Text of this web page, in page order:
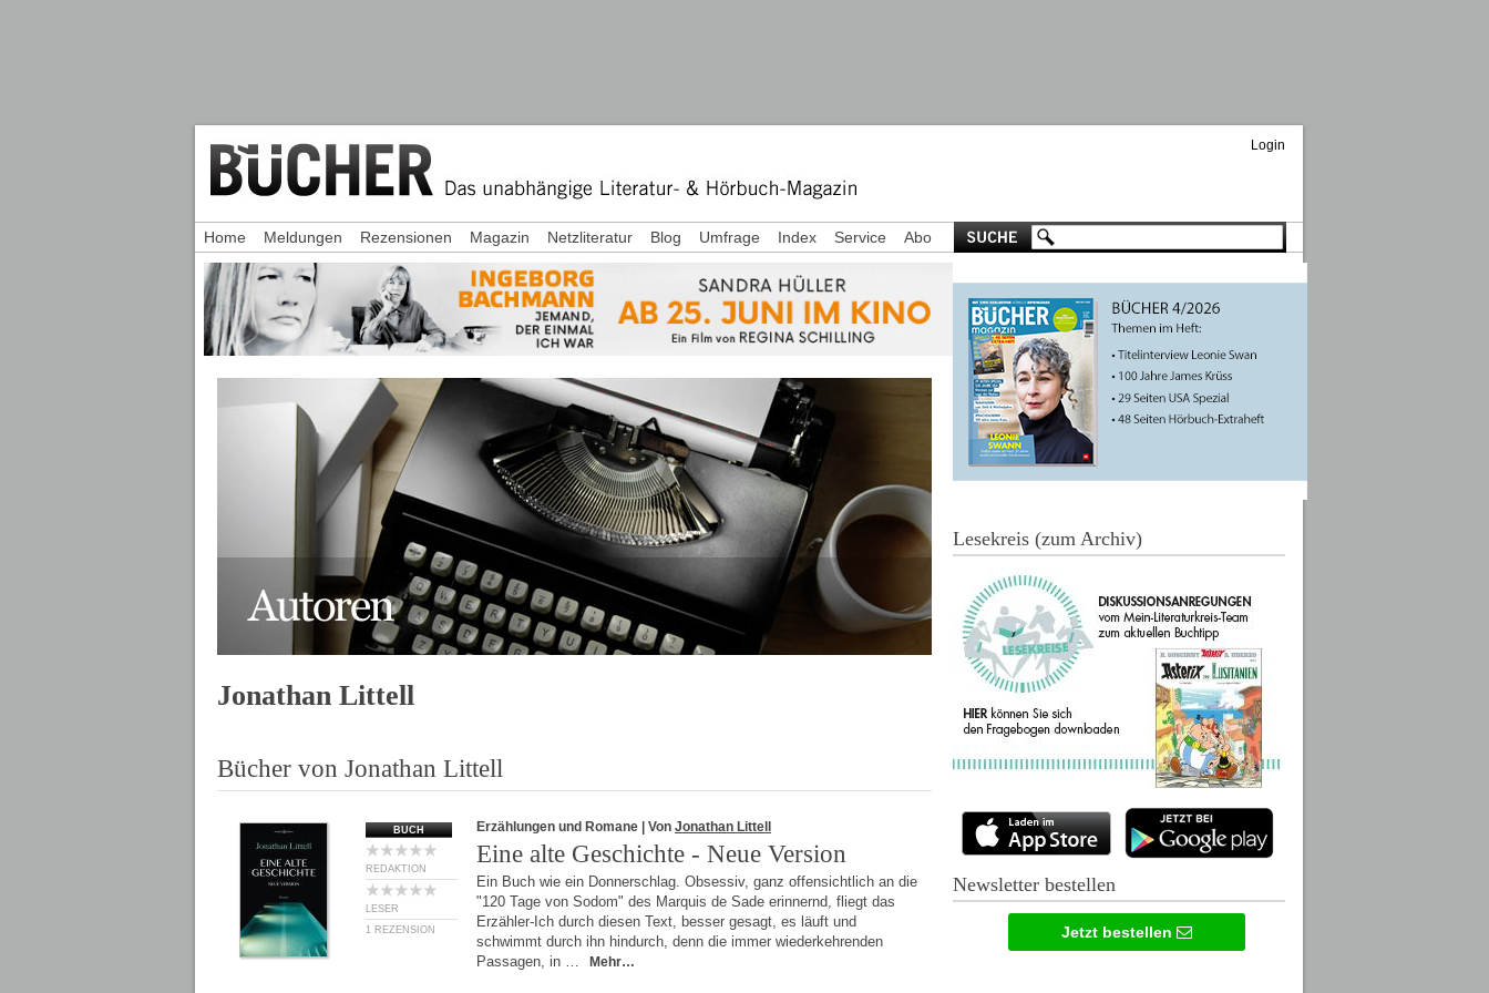
Login
Jonathan Littell
Bücher von Jonathan Littell
BUCH
REDAKTION
LESER
1 REZENSION
Erzählungen und Romane | Von Jonathan Littell
Eine alte Geschichte - Neue Version
Ein Buch wie ein Donnerschlag. Obsessiv, ganz offensichtlich an die
"120 Tage von Sodom" des Marquis de Sade erinnernd, fliegt das
Erzähler-Ich durch diesen Text, besser gesagt, es läuft und
schwimmt durch ihn hindurch, denn die immer wiederkehrenden
Passagen, in …
Mehr…
Home Meldungen Rezensionen Magazin Netzliteratur Blog Umfrage Index Service Abo
Lesekreis (zum Archiv)
Newsletter bestellen
Jetzt bestellen